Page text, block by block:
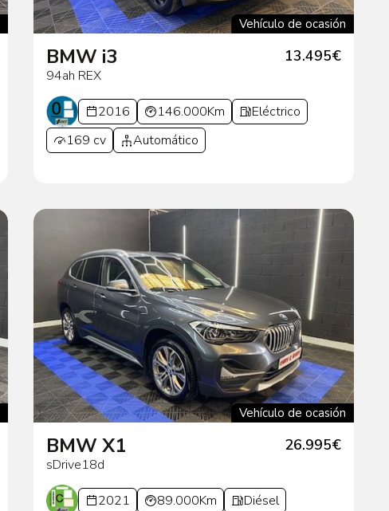
Vehículo de ocasión
BMW i3
94ah REX
13.495€
2016 146.000Km
Eléctrico
169 cv
Automático
Vehículo de ocasión
BMW X1
sDrive18d
26.995€
2021 89.000Km
Diésel